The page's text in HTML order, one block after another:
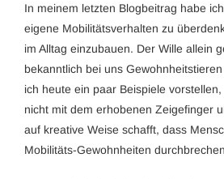
In meinem letzten Blogbeitrag habe
eigene Mobilitätsverhalten zu
im Alltag einzubauen. Der Wille allein
bekanntlich bei uns
ich heute ein paar Beispiele
nicht mit dem erhobenen Zeigefinger
auf kreative Weise schafft, dass
Mobilitäts-Gewohnheiten